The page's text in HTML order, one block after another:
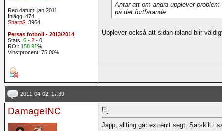
Reg.datum: jan 2011
Inlägg: 474
Sharp$: 3964
Persas fotboll - 2013/2014
Stats: 6 - 2 - 0
ROI: 158.91%
Vinstprocent: 75.00%
Antar att om andra upplever
på det fortfarande.
Upplever också att sidan ibland blir
2011-04-02, 17:39
DamageINC
Japp, allting går extremt segt. Särskilt i